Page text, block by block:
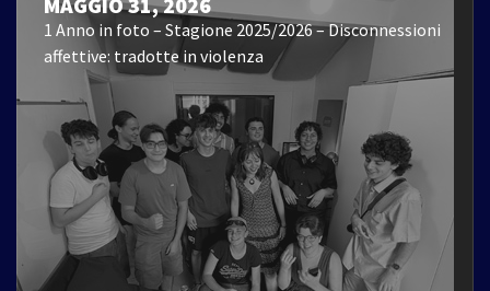
1 Anno in foto – Stagione 2025/2026 – Disconnessioni
affettive: tradotte in violenza